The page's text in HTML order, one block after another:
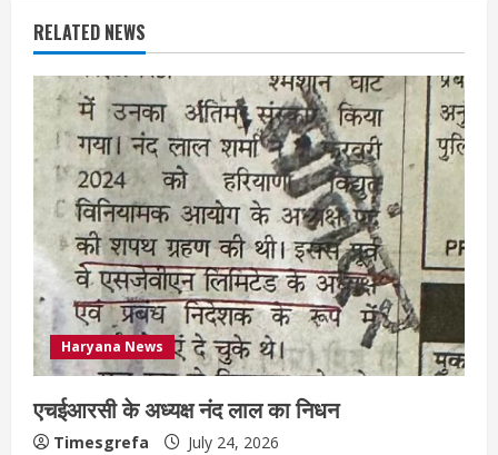
RELATED NEWS
Haryana News
एचईआरसी के अध्यक्ष नंद लाल का निधन
Timesgrefa July 24, 2026